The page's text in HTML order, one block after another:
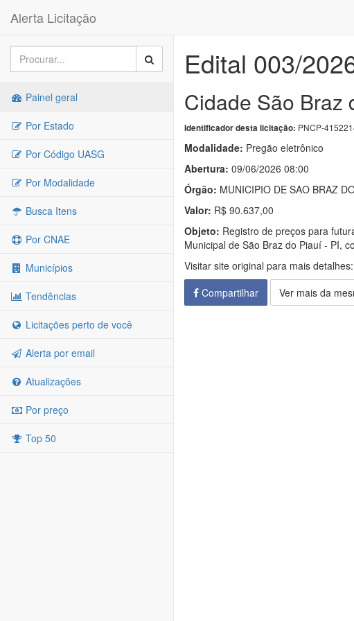
Alerta Licitação
Painel geral
Por Estado
Por Código UASG
Por Modalidade
Busca Itens
Por CNAE
Municípios
Tendências
Licitações perto de você
Alerta por email
Atualizações
Por preço
Top 50
Edital 003/
Cidade São Braz
Identificador desta licitação: PNCP-
Modalidade: Pregão eletrônico
Abertura: 09/06/2026 08:00
Órgão: MUNICIPIO DE SAO BRAZ
Valor: R$ 90.637,00
Objeto: Registro de preços para
Municipal de São Braz do Piauí - PI,
Visitar site original para mais detalhes:
Compartilhar
Ver mais da